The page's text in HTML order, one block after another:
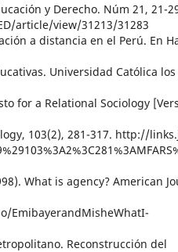
y Derecho. Núm 21, 21-
article/view/31213/31283
a distancia en el Perú. En
Universidad Católica los
for a Relational Sociology
103(2), 281-317. http://
What is agency? American
EmibayerandMisheWhatI-
Reconstrucción del